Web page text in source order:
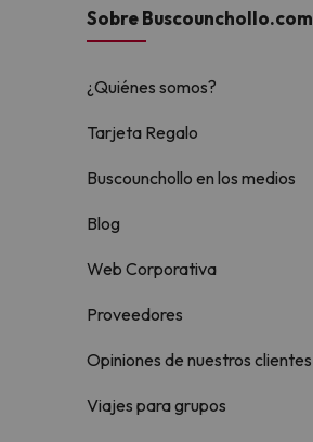
Sobre Buscounchollo.com
¿Quiénes somos?
Tarjeta Regalo
Buscounchollo en los medios
Blog
Web Corporativa
Proveedores
Opiniones de nuestros clientes
Viajes para grupos